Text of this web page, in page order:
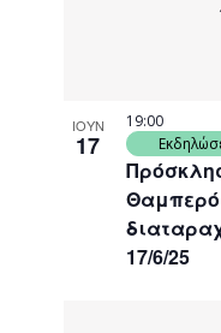
ΙΟΥΝ
17
17/6/25
19:00